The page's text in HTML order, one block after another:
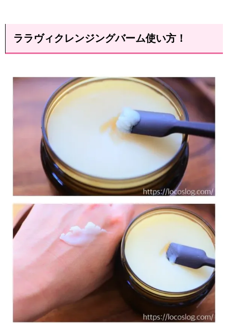
ララヴィクレンジングバーム使い方！